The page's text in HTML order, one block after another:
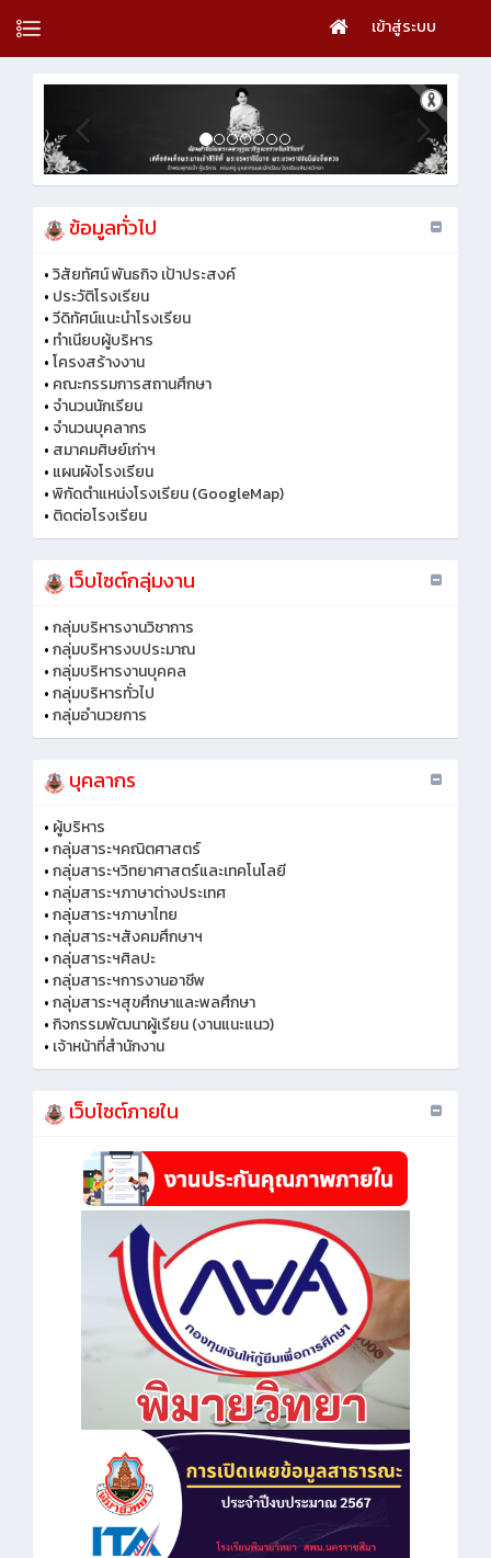
เข้าสู่ระบบ
ข้อมูลทั่วไป
•วิสัยทัศน์ พันธกิจ เป้าประสงค์
• ประวัติโรงเรียน
•วีดิทัศน์แนะนำโรงเรียน
• ทำเนียบผู้บริหาร
•โครงสร้างงาน
• คณะกรรมการสถานศึกษา
•จำนวนนักเรียน
•จำนวนบุคลากร
• สมาคมศิษย์เก่าฯ
• แผนผังโรงเรียน
•พิกัดตำแหน่งโรงเรียน (GoogleMap)
• ติดต่อโรงเรียน
เว็บไซต์กลุ่มงาน
•กลุ่มบริหารงานวิชาการ
•กลุ่มบริหารงบประมาณ
•กลุ่มบริหารงานบุคคล
•กลุ่มบริหารทั่วไป
•กลุ่มอำนวยการ
บุคลากร
• ผู้บริหาร
•กลุ่มสาระฯคณิตศาสตร์
•กลุ่มสาระฯวิทยาศาสตร์และเทคโนโลยี
•กลุ่มสาระฯภาษาต่างประเทศ
•กลุ่มสาระฯภาษาไทย
•กลุ่มสาระฯสังคมศึกษาฯ
•กลุ่มสาระฯศิลปะ
•กลุ่มสาระฯการงานอาชีพ
•กลุ่มสาระฯสุขศึกษาและพลศึกษา
•กิจกรรมพัฒนาผู้เรียน (งานแนะแนว)
• เจ้าหน้าที่สำนักงาน
เว็บไซต์ภายใน